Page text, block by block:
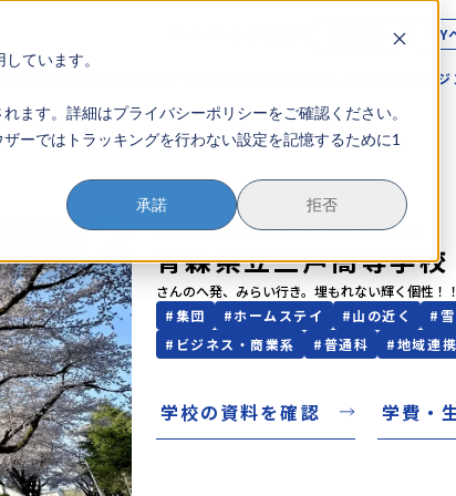
ています。
ます。詳細はプライバシーポリシーをご確認ください。
ーではトラッキングを行わない設定を記憶するために1
承諾 拒否
マガ
あおもりけんりつさんのへこうとうがっこう
青森県立三戸高等学校
さんのへ発、みらい行き。埋もれない輝く個性！
#集団 #ホームステイ #山の近く #
# ビジネス・商業系 #普通科 #地域連
学校の資料を確認 学費・